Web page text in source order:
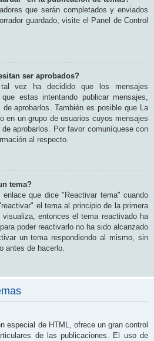
que serán completados y enviados
guardado, visite el Panel de Control
ser aprobados?
vez ha decidido que los mensajes
estas intentando publicar mensajes,
aprobarlos. También es posible que La
en un grupo de usuarios cuyos mensajes
aprobarlos. Por favor comuníquese con
al respecto.
tema?
que dice "Reactivar tema" cuando
el tema al principio de la primera
entonces el tema reactivado ha
poder reactivarlo no ha sido alcanzado
un tema respondiendo al mismo, sin
antes de hacerlo.
especial de HTML, ofrece un gran control
de las publicaciones. El uso de